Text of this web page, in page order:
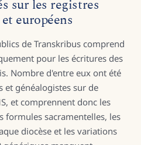
les registres
européens
de Transkribus comprend
pour les écritures des
Nombre d'entre eux ont été
et généalogistes sur de
et comprennent donc les
sacramentelles, les